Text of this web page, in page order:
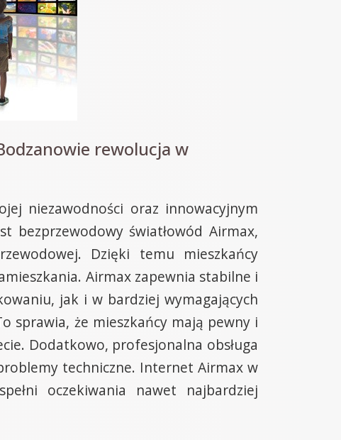
rewolucja w
niezawodności oraz innowacyjnym
bezprzewodowy światłowód Airmax,
Dzięki temu mieszkańcy
Airmax zapewnia stabilne i
jak i w bardziej wymagających
sprawia, że mieszkańcy mają pewny i
Dodatkowo, profesjonalna obsługa
techniczne. Internet Airmax w
oczekiwania nawet najbardziej